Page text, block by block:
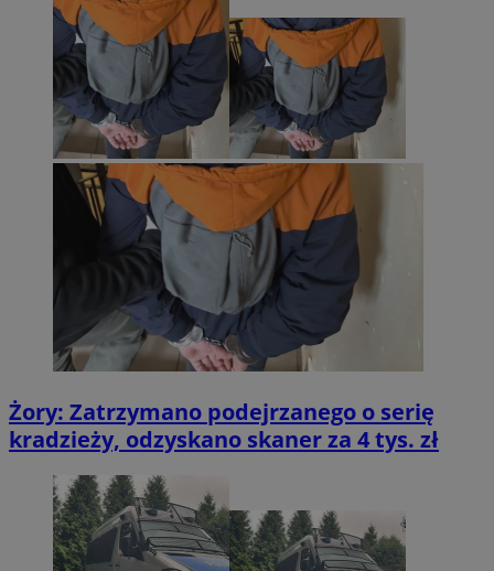
Żory: Zatrzymano podejrzanego o serię
kradzieży, odzyskano skaner za 4 tys. zł